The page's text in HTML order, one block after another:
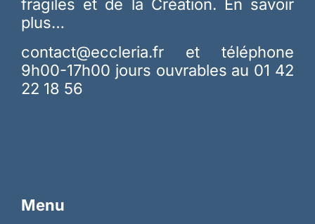
fragiles et de la Création. En savoir
plus…
contact@eccleria.fr et téléphone
9h00-17h00 jours ouvrables au 01 42
22 18 56
Menu